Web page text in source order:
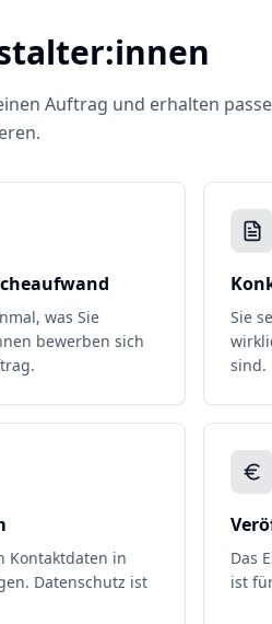
Auftrag und erhalten
was Sie
bewerben sich
Sie
sind.
Kontaktdaten in
Datenschutz ist
Das
ist